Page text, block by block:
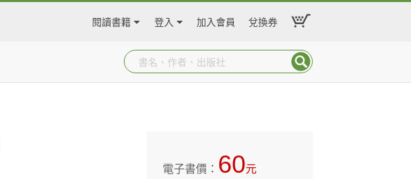
閱讀書籍 登入 加入會員 兌換券
電子書價： 60元